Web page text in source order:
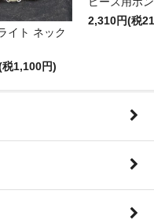
イト ネック
1,100円)
2,310円(税